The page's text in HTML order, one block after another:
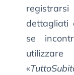
dettagliati
se
«